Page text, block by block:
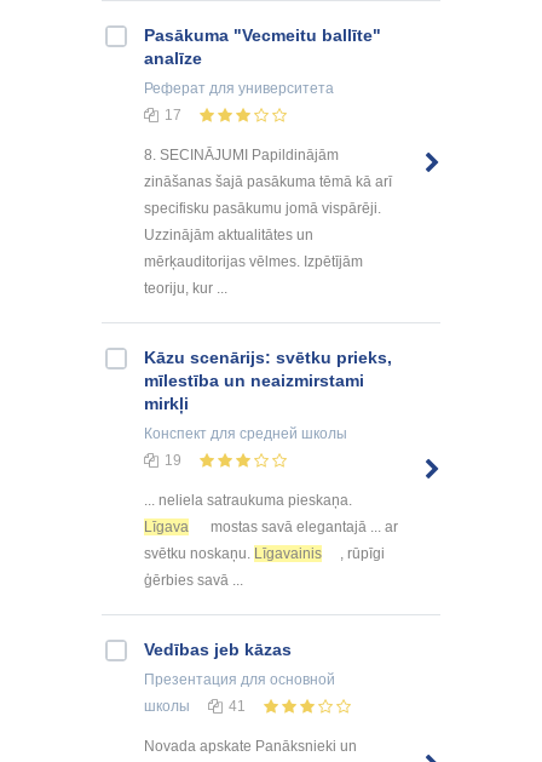
Pasākuma "Vecmeitu ballīte"
analīze
Реферат для университета
17
8. SECINĀJUMI Papildinājām
zināšanas šajā pasākuma tēmā kā arī
specifisku pasākumu jomā vispārēji.
Uzzinājām aktualitātes un
mērķauditorijas vēlmes. Izpētījām
teoriju, kur ...
Kāzu scenārijs: svētku prieks,
mīlestība un neaizmirstami
mirkļi
Конспект для средней школы
19
... neliela satraukuma pieskaņa.
Līgava
mostas savā elegantajā ... ar
svētku noskaņu. Līgavainis
, rūpīgi
ģērbies savā ...
Vedības jeb kāzas
Презентация для основной
школы
41
Novada apskate Panāksnieki un